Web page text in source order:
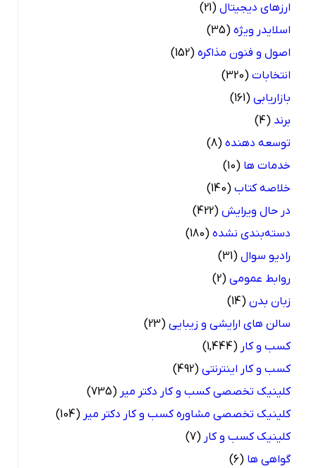
ارزهای دیجیتال (21)
اسلایدر ویژه (35)
اصول و فنون مذاکره (152)
انتخابات (320)
بازاریابی (161)
(4)
توسعه دهنده (8)
خدمات ها (10)
خلاصه کتاب (140)
در حال ویرایش (422)
دسته‌بندی نشده (180)
رادیو سوال (31)
روابط عمومی (2)
زبان بدن (14)
سالن های ارایشی و زیبایی (23)
کسب و کار (1,444)
کسب و کار اینترنتی (492)
کلینیک تخصصی کسب و کار دکتر میر (735)
کلینیک تخصصی مشاوره کسب و کار دکتر میر (104)
کلینیک کسب و کار (7)
گواهی ها (6)